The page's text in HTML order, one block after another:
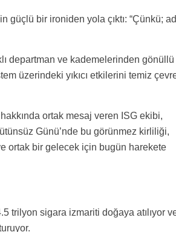
güçlü bir ironiden yola çıktı: “Çünkü;
departman ve kademelerinden gönüllü
üzerindeki yıkıcı etkilerini temiz
ortak mesaj veren ISG ekibi,
Günü’nde bu görünmez kirliliği,
ortak bir gelecek için bugün harekete
trilyon sigara izmariti doğaya atılıyor